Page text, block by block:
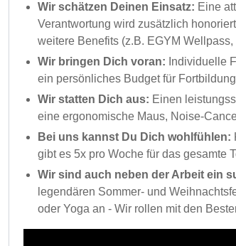
Wir schätzen Deinen Einsatz: Eine
Verantwortung wird zusätzlich
weitere Benefits (z.B. EGYM
Wir bringen Dich voran: Individuelle
ein persönliches Budget für
Wir statten Dich aus: Einen
eine ergonomische Maus, Noise-
Bei uns kannst Du Dich wohlfühlen:
gibt es 5x pro Woche für das gesamte
Wir sind auch neben der Arbeit ein
legendären Sommer- und
oder Yoga an - Wir rollen mit den